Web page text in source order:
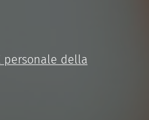
personale della